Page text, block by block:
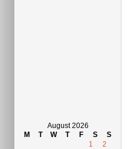
August 2026
M
T W T F S
S
1
2